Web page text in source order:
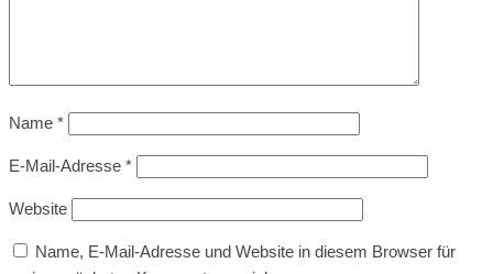
Name *
E-Mail-Adresse *
Website
Name, E-Mail-Adresse und Website in diesem Browser für